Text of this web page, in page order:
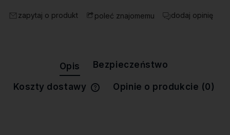
zapytaj o produkt poleć znajomemu dodaj opinię
Opis Bezpieczeństwo
Koszty dostawy
Cena nie zawiera ewentualnych
Opinie o produkcie (0)